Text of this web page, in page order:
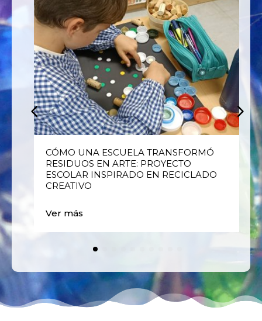
CÓMO UNA ESCUELA TRANSFORMÓ
RESIDUOS EN ARTE: PROYECTO
ESCOLAR INSPIRADO EN RECICLADO
CREATIVO
Ver más